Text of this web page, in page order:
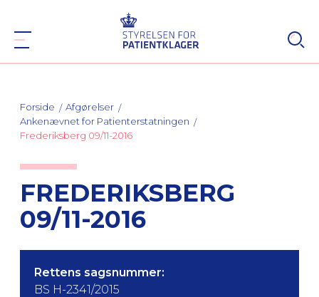
Forside
Afgørelser
Ankenævnet for Patienterstatningen
Frederiksberg 09/11-2016
FREDERIKSBERG
09/11-2016
Rettens sagsnummer:
BS H-2341/2015